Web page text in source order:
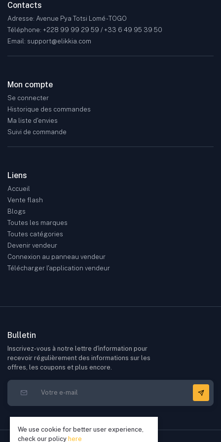
Contacts
Adresse: Avenue Pya Totsi Lomé - TOGO
Téléphone: +228 99 99 29 59 / +33 6 49 95 39 50
Email: support@elikkia.com
Mon compte
Se connecter
Historique des commandes
Ma liste d'envies
Suivi de commande
Liens
Accueil
Vente flash
Blogs
Toutes les marques
Toutes catégories
Devenir vendeur
Connexion au panneau vendeur
Télécharger l'application vendeur
Bulletin
Inscrivez-vous à notre lettre d'information pour
recevoir régulièrement des informations sur les
offres, les coupons et plus encore.
We use cookie for better user experience,
check our policy here